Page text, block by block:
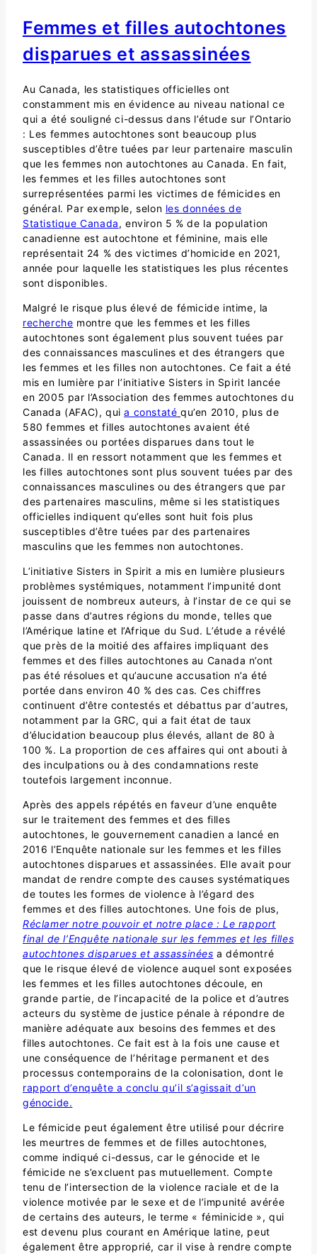
Femmes et filles autochtones
disparues et assassinées
Au Canada, les statistiques officielles ont
constamment mis en évidence au niveau national ce
qui a été souligné ci-dessus dans l’étude sur l’Ontario
: Les femmes autochtones sont beaucoup plus
susceptibles d’être tuées par leur partenaire masculin
que les femmes non autochtones au Canada. En fait,
les femmes et les filles autochtones sont
surreprésentées parmi les victimes de fémicides en
général. Par exemple, selon les données de
Statistique Canada, environ 5 % de la population
canadienne est autochtone et féminine, mais elle
représentait 24 % des victimes d’homicide en 2021,
année pour laquelle les statistiques les plus récentes
sont disponibles.
Malgré le risque plus élevé de fémicide intime, la
recherche montre que les femmes et les filles
autochtones sont également plus souvent tuées par
des connaissances masculines et des étrangers que
les femmes et les filles non autochtones. Ce fait a été
mis en lumière par l’initiative Sisters in Spirit lancée
en 2005 par l’Association des femmes autochtones du
Canada (AFAC), quia constaté qu’en 2010, plus de
580 femmes et filles autochtones avaient été
assassinées ou portées disparues dans tout le
Canada. Il en ressort notamment que les femmes et
les filles autochtones sont plus souvent tuées par des
connaissances masculines ou des étrangers que par
des partenaires masculins, même si les statistiques
officielles indiquent qu’elles sont huit fois plus
susceptibles d’être tuées par des partenaires
masculins que les femmes non autochtones.
L’initiative Sisters in Spirit a mis en lumière plusieurs
problèmes systémiques, notamment l’impunité dont
jouissent de nombreux auteurs, à l’instar de ce qui se
passe dans d’autres régions du monde, telles que
l’Amérique latine et l’Afrique du Sud. L’étude a révélé
que près de la moitié des affaires impliquant des
femmes et des filles autochtones au Canada n’ont
pas été résolues et qu’aucune accusation n’a été
portée dans environ 40 % des cas. Ces chiffres
continuent d’être contestés et débattus par d’autres,
notamment par la GRC, qui a fait état de taux
d’élucidation beaucoup plus élevés, allant de 80 à
100 %. La proportion de ces affaires qui ont abouti à
des inculpations ou à des condamnations reste
toutefois largement inconnue.
Après des appels répétés en faveur d’une enquête
sur le traitement des femmes et des filles
autochtones, le gouvernement canadien a lancé en
2016 l’Enquête nationale sur les femmes et les filles
autochtones disparues et assassinées. Elle avait pour
mandat de rendre compte des causes systématiques
de toutes les formes de violence à l’égard des
femmes et des filles autochtones. Une fois de plus,
Réclamer notre pouvoir et notre place : Le rapport
final de l’Enquête nationale sur les femmes et les filles
autochtones disparues et assassinées a démontré
que le risque élevé de violence auquel sont exposées
les femmes et les filles autochtones découle, en
grande partie, de l’incapacité de la police et d’autres
acteurs du système de justice pénale à répondre de
manière adéquate aux besoins des femmes et des
filles autochtones. Ce fait est à la fois une cause et
une conséquence de l’héritage permanent et des
processus contemporains de la colonisation, dont le
rapport d’enquête a conclu qu’il s’agissait d’un
génocide.
Le fémicide peut également être utilisé pour décrire
les meurtres de femmes et de filles autochtones,
comme indiqué ci-dessus, car le génocide et le
fémicide ne s’excluent pas mutuellement. Compte
tenu de l’intersection de la violence raciale et de la
violence motivée par le sexe et de l’impunité avérée
de certains des auteurs, le terme « féminicide », qui
est devenu plus courant en Amérique latine, peut
également être approprié, car il vise à rendre compte